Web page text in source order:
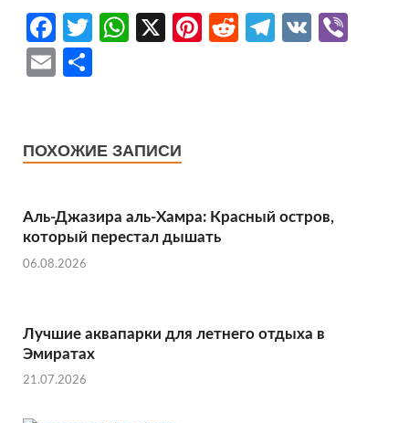
Fa
ce
b
o
k
T
W
A
p
X
Pi
R
Te
V
E
р
и
ть
ПОХОЖИЕ ЗАПИСИ
Аль‑Джазира аль‑Хамра: Красный остров,
который перестал дышать
06.08.2026
Лучшие аквапарки для летнего отдыха в
Эмиратах
21.07.2026